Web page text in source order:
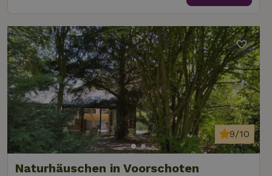
Naturhäuschen in Voorschoten
9/10